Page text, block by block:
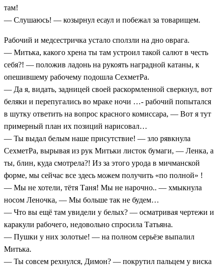
там!
— Слушаюсь! — козырнул есаул и побежал за товарищем.
Рабочий и медсестричка устало сползли на дно оврага.
— Митька, какого хрена ты там устроил такой салют в честь
себя?! — положив ладонь на рукоять наградной катаны, к
опешившему рабочему подошла СехметРа.
— Да я, видать, задницей своей раскормленной сверкнул, вот
беляки и перепугались во мраке ночи …- рабочий попытался
в шутку ответить на вопрос красного комиссара, — Вот я тут
примерный план их позиций нарисовал…
— Ты выдал белым наше присутствие! — зло рявкнула
СехметРа, вырывая из рук Митьки листок бумаги, — Ленка, а
ты, блин, куда смотрела?! Из за этого урода в мичманской
форме, мы сейчас все здесь можем получить «по полной» !
— Мы не хотели, тётя Таня! Мы не нарочно.. — хмыкнула
носом Леночка, — Мы больше так не будем…
— Что вы ещё там увидели у белых? — осматривая чертежи и
каракули рабочего, недовольно спросила Татьяна.
— Пушки у них золотые! — на полном серьёзе выпалил
Митька.
— Ты совсем рехнулся, Димон? — покрутил пальцем у виска